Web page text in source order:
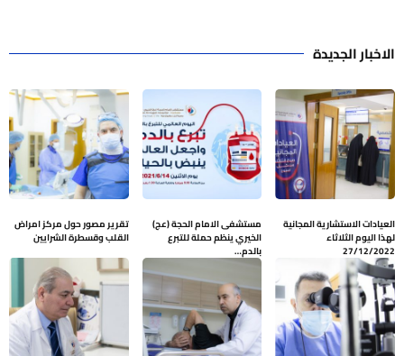
الاخبار الجديدة
العيادات الاستشارية المجانية
لهذا اليوم الثلاثاء
27/12/2022
مستشفى الامام الحجة (عج)
الخيري ينظم حملة للتبرع
بالدم…
تقرير مصور حول مركز امراض
القلب وقسطرة الشرايين